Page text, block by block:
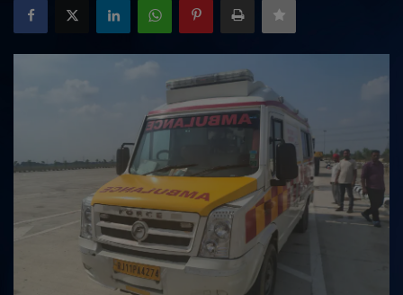
राज्य
मनोरंजन